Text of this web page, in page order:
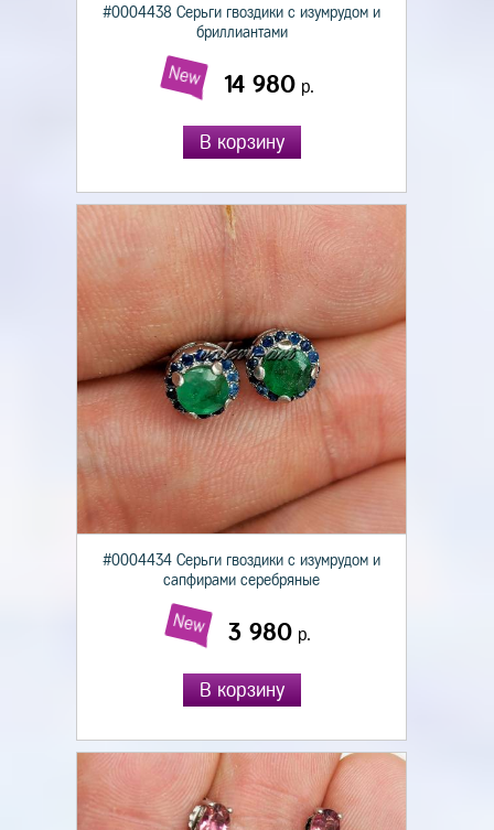
#0004438 Серьги гвоздики с изумрудом и
бриллиантами
New 14 980 р.
В корзину
#0004434 Серьги гвоздики с изумрудом и
сапфирами серебряные
New 3 980р.
В корзину